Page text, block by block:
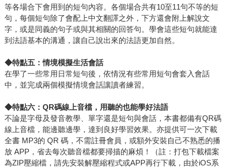
等各場合下會用到的短句內容。各個場合共有10至11句不等的短
句，每個短句除了會配上中文翻譯之外，下方還會附上解說文
字，或是同義的句子或與其相關的回答句。學會這些短句就能達
到法語基本的溝通，讓自己說出來的法語更加自然。
◆特點五：情境模擬生活會話
在學了一些常用日常短句後，依情況有些常用短句會套入會話
中，並完成兩個模擬情境會話讓讀者練習。
◆特點六：QR碼線上音檔，用聽的也能學好法語
不論是字母及發音教學、單字還是短句與會話，本書都備有QR碼
線上音檔，能邊聽邊學，達到良好學習效果。亦提供可一次下載
全書 MP3的 QR 碼，不需註冊會員，或額外安裝自己不熟悉的播
放 APP，省去每次聽音檔都要掃描的麻煩！（註：打包下載檔案
為ZIP壓縮檔，請先安裝解壓縮程式或APP再行下載，由於iOS系